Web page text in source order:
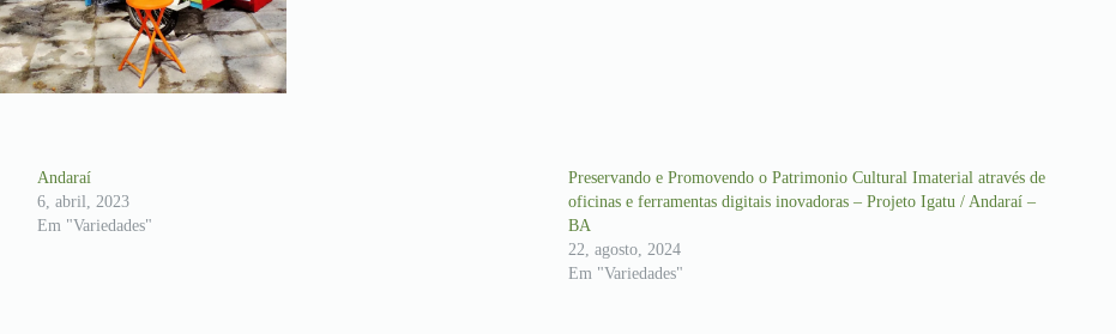
Andaraí
6, abril, 2023
Em "Variedades"
Preservando e Promovendo o Patrimonio Cultural Imaterial através de
oficinas e ferramentas digitais inovadoras – Projeto Igatu / Andaraí –
BA
22, agosto, 2024
Em "Variedades"